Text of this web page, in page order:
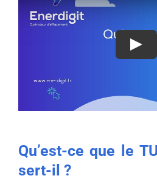
Qu’est-ce que le
sert-il ?